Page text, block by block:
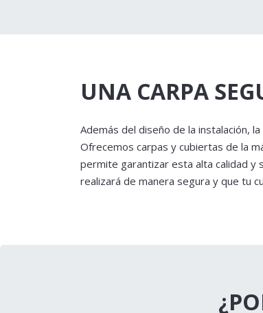
UNA CARPA
Además del diseño de la instalación, la
Ofrecemos carpas y cubiertas de la
permite garantizar esta alta calidad y
realizará de manera segura y que tu